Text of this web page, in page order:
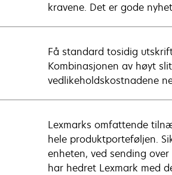
kravene. Det er gode
Få standard tosidig
Kombinasjonen av høyt
vedlikeholdskostnadene
Lexmarks omfattende
hele produktporteføljen.
enheten, ved sending
har hedret Lexmark med